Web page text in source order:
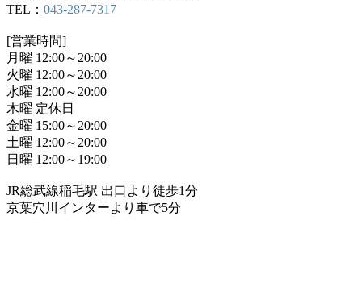
TEL： 043-287-7317
[営業時間]
月曜 12:00～20:00
火曜 12:00～20:00
水曜 12:00～20:00
木曜 定休日
金曜 15:00～20:00
土曜 12:00～20:00
日曜 12:00～19:00
JR総武線稲毛駅 出口より徒歩1分
京葉穴川インターより車で5分